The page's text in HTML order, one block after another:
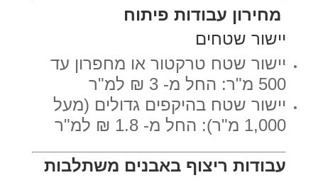
מחירון עבודות פיתוח
יישור שטחים
יישור שטח טרקטור או מחפרון עד
500 מ"ר: החל מ- 3 ₪ למ"ר
יישור שטח בהיקפים גדולים (מעל
1,000 מ"ר): החל מ- 1.8 ₪ למ"ר
עבודות ריצוף באבנים משתלבות